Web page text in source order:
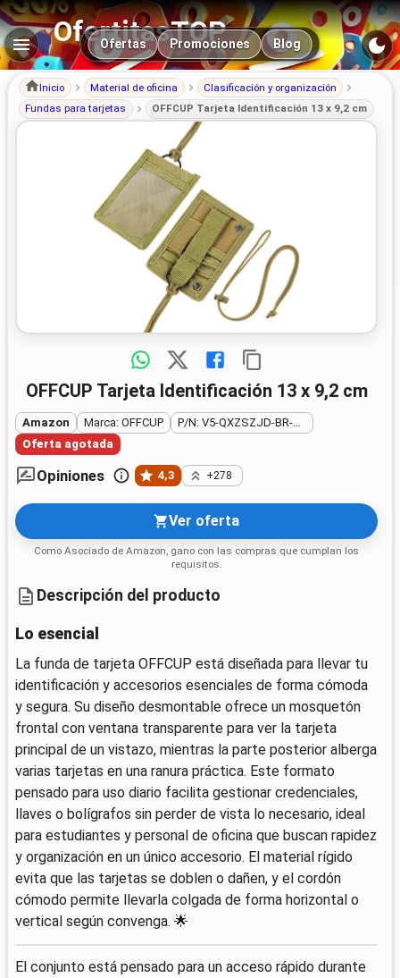
OfertitasTOP
Navegación principal
Ofertas Promociones Blog
Inicio Material de oficina
Clasificación y organización
Fundas para tarjetas
OFFCUP Tarjeta Identificación 13 x 9,2 cm
OFFCUP Tarjeta Identificación 13 x 9,2 cm
Amazon Marca: OFFCUP
P/N: V5-QXZSZJD-BR-FBA
Oferta agotada
Opiniones 4,3 +278
Ver oferta
Como Asociado de Amazon, gano con las compras que cumplan los
requisitos.
Descripción del producto
Lo esencial
La funda de tarjeta OFFCUP está diseñada para llevar tu
identificación y accesorios esenciales de forma cómoda
y segura. Su diseño desmontable ofrece un mosquetón
frontal con ventana transparente para ver la tarjeta
principal de un vistazo, mientras la parte posterior alberga
varias tarjetas en una ranura práctica. Este formato
pensado para uso diario facilita gestionar credenciales,
llaves o bolígrafos sin perder de vista lo necesario, ideal
para estudiantes y personal de oficina que buscan rapidez
y organización en un único accesorio. El material rígido
evita que las tarjetas se doblen o dañen, y el cordón
cómodo permite llevarla colgada de forma horizontal o
vertical según convenga. 🌟
El conjunto está pensado para un acceso rápido durante